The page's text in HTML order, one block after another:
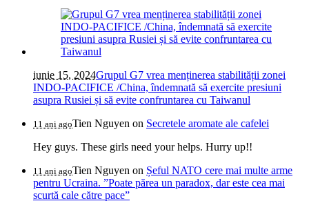
iunie 15, 2024Grupul G7 vrea menținerea stabilității zonei
INDO-PACIFICE /China, îndemnată să exercite presiuni
asupra Rusiei și să evite confruntarea cu Taiwanul
11 ani agoTien Nguyen on Secretele aromate ale cafelei
Hey guys. These girls need your helps. Hurry up!!
11 ani agoTien Nguyen on Șeful NATO cere mai multe arme
pentru Ucraina. ”Poate părea un paradox, dar este cea mai
scurtă cale către pace”